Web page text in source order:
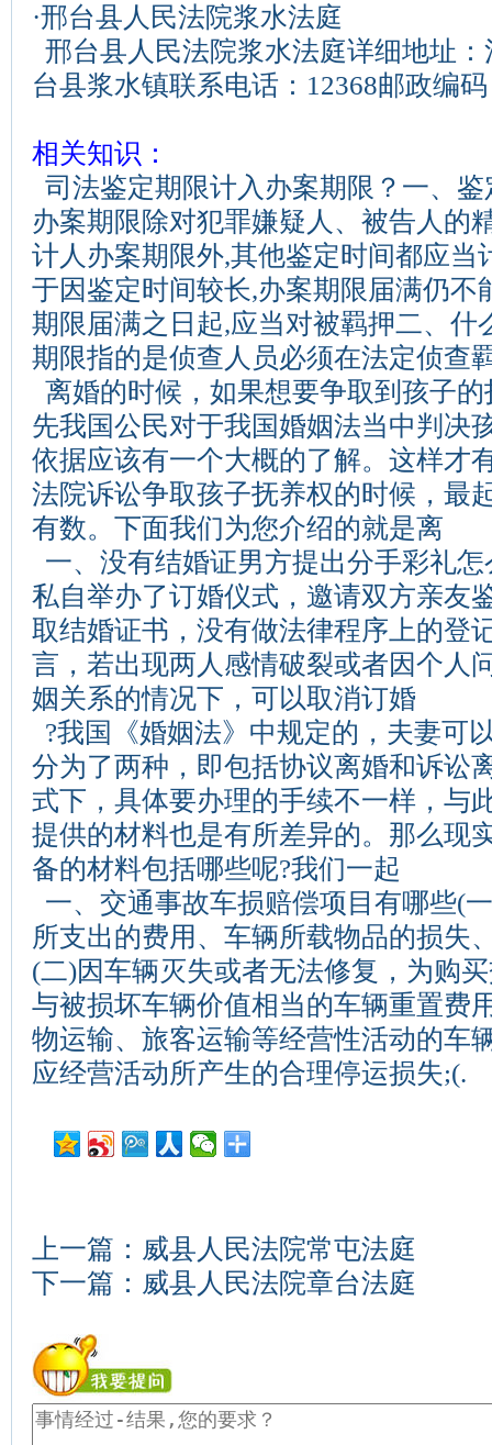
·邢台县人民法院浆水法庭
邢台县人民法院浆水法庭详细地址
台县浆水镇联系电话：12368邮政编码
相关知识：
司法鉴定期限计入办案期限？一、
办案期限除对犯罪嫌疑人、被告人的
计人办案期限外,其他鉴定时间都应当
于因鉴定时间较长,办案期限届满仍不
期限届满之日起,应当对被羁押二、什
期限指的是侦查人员必须在法定侦查
离婚的时候，如果想要争取到孩子
先我国公民对于我国婚姻法当中判决
依据应该有一个大概的了解。这样才
法院诉讼争取孩子抚养权的时候，最
有数。下面我们为您介绍的就是离
一、没有结婚证男方提出分手彩礼
私自举办了订婚仪式，邀请双方亲友
取结婚证书，没有做法律程序上的登
言，若出现两人感情破裂或者因个人
姻关系的情况下，可以取消订婚
?我国《婚姻法》中规定的，夫妻可
分为了两种，即包括协议离婚和诉讼
式下，具体要办理的手续不一样，与
提供的材料也是有所差异的。那么现
备的材料包括哪些呢?我们一起
一、交通事故车损赔偿项目有哪些(
所支出的费用、车辆所载物品的损失
(二)因车辆灭失或者无法修复，为购
与被损坏车辆价值相当的车辆重置费
物运输、旅客运输等经营性活动的车
应经营活动所产生的合理停运损失;(.
上一篇： 威县人民法院常屯法庭
下一篇： 威县人民法院章台法庭